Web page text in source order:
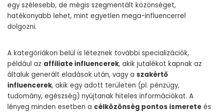
egy szélesebb, de mégis szegmentált közönséget,
hatékonyabb lehet, mint egyetlen mega-influencerrel
dolgozni.
A kategóriákon belül is léteznek további specializációk,
például az affiliate influencerek, akik jutalékot kapnak az
általuk generált eladások után, vagy a szakértő
influencerek, akik egy adott területen (pl. pénzügy,
tudomány, egészség) nyújtanak hiteles információkat. A
lényeg minden esetben a célközönség pontos ismerete és